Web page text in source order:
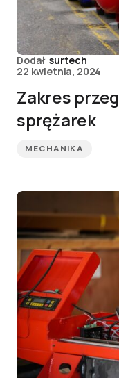
Dodał surtech
22 kwietnia, 2024
Zakres
sprężarek
MECHANIKA